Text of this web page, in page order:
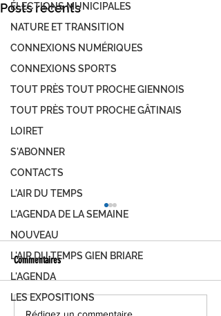
ÉLECTIONS MUNICIPALES
NATURE ET TRANSITION
CONNEXIONS NUMÉRIQUES
CONNEXIONS SPORTS
TOUT PRÈS TOUT PROCHE GIENNOIS
TOUT PRÈS TOUT PROCHE GÂTINAIS
LOIRET
S'ABONNER
CONTACTS
L'AIR DU TEMPS
L'AGENDA DE LA SEMAINE
NOUVEAU
L'AIR DU TEMPS GIEN BRIARE
L'AGENDA
LES EXPOSITIONS
Posts récents
Commentaires